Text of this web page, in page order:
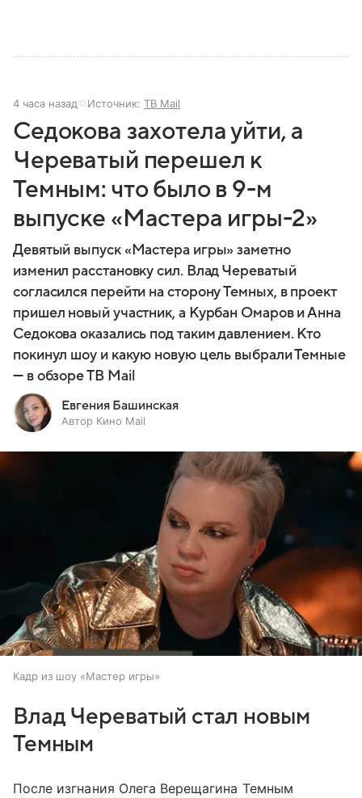
4 часа назад Источник: ТВ Mail
Седокова захотела уйти, а
Череватый перешел к
Темным: что было в 9-м
выпуске «Мастера игры-2»
Девятый выпуск «Мастера игры» заметно
изменил расстановку сил. Влад Череватый
согласился перейти на сторону Темных, в проект
пришел новый участник, а Курбан Омаров и Анна
Седокова оказались под таким давлением. Кто
покинул шоу и какую новую цель выбрали Темные
— в обзоре ТВ Mail
Евгения Башинская
Автор Кино Mail
Кадр из шоу «Мастер игры»
Влад Череватый стал новым
Темным
После изгнания Олега Верещагина Темным